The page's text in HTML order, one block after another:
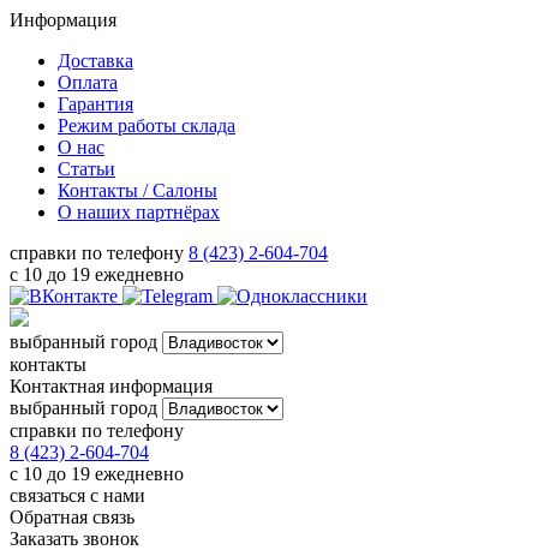
Информация
Доставка
Оплата
Гарантия
Режим работы склада
О нас
Статьи
Контакты / Салоны
О наших партнёрах
справки по телефону 8 (423) 2-604-704
с 10 до 19 ежедневно
выбранный город
контакты
Контактная информация
выбранный город
справки по телефону
8 (423) 2-604-704
с 10 до 19 ежедневно
связаться с нами
Обратная связь
Заказать звонок